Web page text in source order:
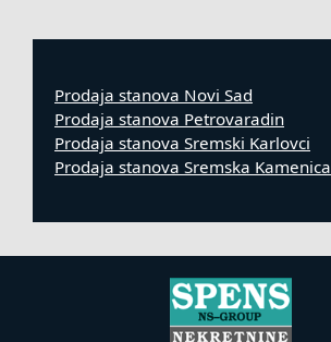
Prodaja stanova Novi Sad
Prodaja stanova Petrovaradin
Prodaja stanova Sremski Karlovci
Prodaja stanova Sremska Kamenica